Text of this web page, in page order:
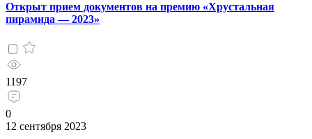
Открыт прием документов на премию «Хрустальная
пирамида — 2023»
1197
0
12 сентября 2023